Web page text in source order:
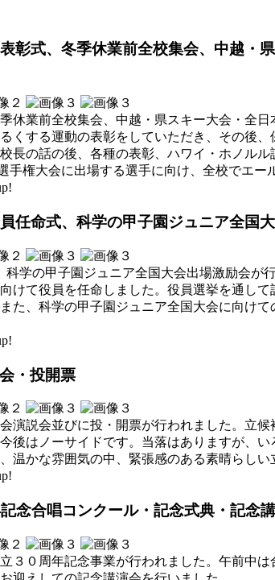
彰式、冬季休業前全校集会、中越・
休業前全校集会、中越・県スキー大会・全
くする運動の表彰をしていただき、その後
長の話の後、各種の表彰、ハワイ・ホノル
手権大会に出場する選手に向け、全校でエー
任命式、科学の甲子園ジュニア全国
科学の甲子園ジュニア全国大会出場激励会が
けて役員を任命しました。役員選挙を通し
た、科学の甲子園ジュニア全国大会に向け
・投開票
演説会並びに投・開票が行われました。立
後はノーサイドです。当落はありますが、
温かな雰囲気の中、緊張感のある素晴らしい
念合唱コンクール・記念式典・記念
３０周年記念事業が行われました。午前中